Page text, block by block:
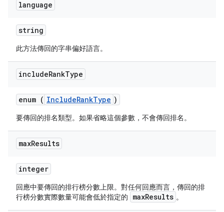
language
string
此方法傳回的字串偏好語言。
includeRankType
enum ( IncludeRankType )
要傳回的排名類型。如果省略這個參數，不會傳回排名。
maxResults
integer
回應中要傳回的排行榜分數上限。對任何回應而言，傳回的排
行榜分數實際數量可能會低於指定的
maxResults 。